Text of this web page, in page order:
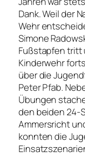
Dank. Weil der
Wehr
Simone
Fußstapfen tritt
Kinderwehr
über die
Peter Pfab.
Übungen
den beiden 24-
Ammersricht
konnten die